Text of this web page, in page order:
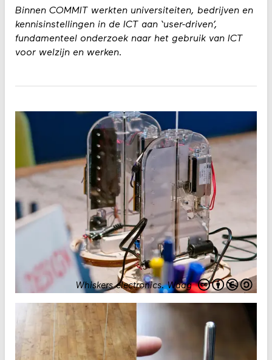
Binnen COMMIT werkten universiteiten, bedrijven en
kennisinstellingen in de ICT aan ‘user-driven’,
fundamenteel onderzoek naar het gebruik van ICT
voor welzijn en werken.
Whiskers electronics.Waag